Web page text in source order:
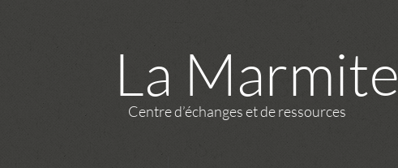
La Marmite
Centre d’échanges et de ressources